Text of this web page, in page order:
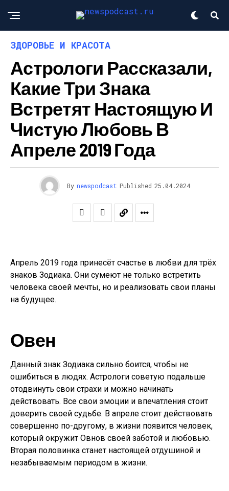
ЗДОРОВЬЕ И КРАСОТА
Астрологи Рассказали,
Какие Три Знака
Встретят Настоящую И
Чистую Любовь В
Апреле 2019 Года
By newspodcast Published 25.04.2024
Апрель 2019 года принесёт счастье в любви для трёх
знаков Зодиака. Они сумеют не только встретить
человека своей мечты, но и реализовать свои планы
на будущее.
Овен
Данный знак Зодиака сильно боится, чтобы не
ошибиться в людях. Астрологи советую подальше
отодвинуть свои страхи и можно начинать
действовать. Все свои эмоции и впечатления стоит
доверить своей судьбе. В апреле стоит действовать
совершенно по-другому, в жизни появится человек,
который окружит Овнов своей заботой и любовью.
Вторая половинка станет настоящей отдушиной и
незабываемым периодом в жизни.